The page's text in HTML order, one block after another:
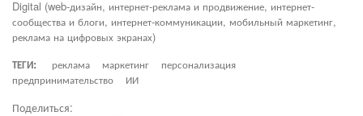
Digital (web-дизайн, интернет-реклама и продвижение, интернет-
сообщества и блоги, интернет-коммуникации, мобильный маркетинг,
реклама на цифровых экранах)
ТЕГИ:
реклама маркетинг
персонализация
предпринимательство
ИИ
Поделиться: